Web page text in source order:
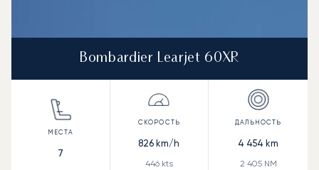
Bombardier Learjet 60XR
7
826 km/h
446kts
4 454 km
2 405NM